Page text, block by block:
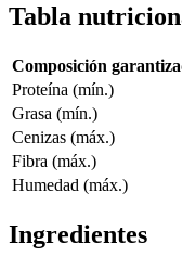
Tabla
Composición
Proteína (mín.)
Grasa (mín.)
Cenizas (máx.)
Fibra (máx.)
Humedad (máx.)
Ingredientes